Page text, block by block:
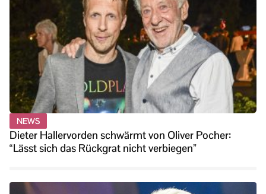
NEWS
Dieter Hallervorden schwärmt von Oliver Pocher:
“Lässt sich das Rückgrat nicht verbiegen”